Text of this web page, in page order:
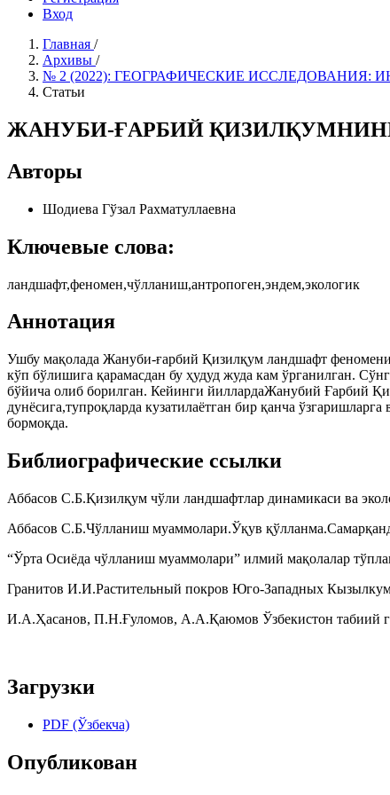
Вход
Главная /
Архивы /
№ 2 (2022): ГЕОГРАФИЧЕСКИЕ
Статьи
ЖАНУБИ-ҒАРБИЙ
Авторы
Шодиева Гўзал Рахматуллаевна
Ключевые слова:
ландшафт,феномен,чўлланиш,антропоген,эндем,экологик
Аннотация
Ушбу мақолада Жануби-ғарбий Қизилқум ландшафт феномени
кўп бўлишига қарамасдан бу ҳудуд жуда кам ўрганилган.
бўйича олиб борилган. Кейинги йиллардаЖанубий Ғарбий
дунёсига,тупроқларда кузатилаётган бир қанча
бормоқда.
Библиографические ссылки
Аббасов С.Б.Қизилқум чўли ландшафтлар динамикаси ва
Аббасов С.Б.Чўлланиш муаммолари.Ўқув
“Ўрта Осиёда чўлланиш муаммолари” илмий мақолалар
Гранитов И.И.Растительный покров Юго-Западных
И.А.Ҳасанов, П.Н.Ғуломов, А.А.Қаюмов Ўзбекистон табиий
Загрузки
PDF (Ўзбекча)
Опубликован